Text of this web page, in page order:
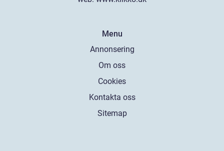
Menu
Annonsering
Om oss
Cookies
Kontakta oss
Sitemap